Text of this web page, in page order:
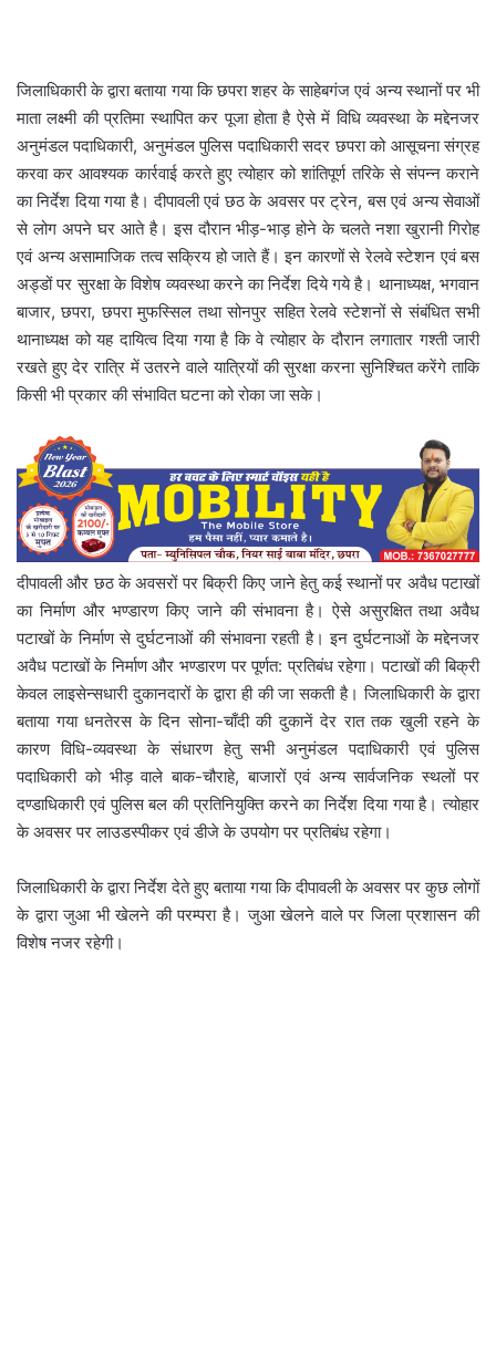
जिलाधिकारी के द्वारा बताया गया कि छपरा शहर के साहेबगंज एवं अन्य स्थानों पर भी
माता लक्ष्मी की प्रतिमा स्थापित कर पूजा होता है ऐसे में विधि व्यवस्था के मद्देनजर
अनुमंडल पदाधिकारी, अनुमंडल पुलिस पदाधिकारी सदर छपरा को आसूचना संग्रह
करवा कर आवश्यक कार्रवाई करते हुए त्योहार को शांतिपूर्ण तरिके से संपन्न कराने
का निर्देश दिया गया है। दीपावली एवं छठ के अवसर पर ट्रेन, बस एवं अन्य सेवाओं
से लोग अपने घर आते है। इस दौरान भीड़-भाड़ होने के चलते नशा खुरानी गिरोह
एवं अन्य असामाजिक तत्व सक्रिय हो जाते हैं। इन कारणों से रेलवे स्टेशन एवं बस
अड्डों पर सुरक्षा के विशेष व्यवस्था करने का निर्देश दिये गये है। थानाध्यक्ष, भगवान
बाजार, छपरा, छपरा मुफस्सिल तथा सोनपुर सहित रेलवे स्टेशनों से संबंधित सभी
थानाध्यक्ष को यह दायित्व दिया गया है कि वे त्योहार के दौरान लगातार गश्ती जारी
रखते हुए देर रात्रि में उतरने वाले यात्रियों की सुरक्षा करना सुनिश्चित करेंगे ताकि
किसी भी प्रकार की संभावित घटना को रोका जा सके।
दीपावली और छठ के अवसरों पर बिक्री किए जाने हेतु कई स्थानों पर अवैध पटाखों
का निर्माण और भण्डारण किए जाने की संभावना है। ऐसे असुरक्षित तथा अवैध
पटाखों के निर्माण से दुर्घटनाओं की संभावना रहती है। इन दुर्घटनाओं के मद्देनजर
अवैध पटाखों के निर्माण और भण्डारण पर पूर्णत: प्रतिबंध रहेगा। पटाखों की बिक्री
केवल लाइसेन्सधारी दुकानदारों के द्वारा ही की जा सकती है। जिलाधिकारी के द्वारा
बताया गया धनतेरस के दिन सोना-चाँदी की दुकानें देर रात तक खुली रहने के
कारण विधि-व्यवस्था के संधारण हेतु सभी अनुमंडल पदाधिकारी एवं पुलिस
पदाधिकारी को भीड़ वाले बाक-चौराहे, बाजारों एवं अन्य सार्वजनिक स्थलों पर
दण्डाधिकारी एवं पुलिस बल की प्रतिनियुक्ति करने का निर्देश दिया गया है। त्योहार
के अवसर पर लाउडस्पीकर एवं डीजे के उपयोग पर प्रतिबंध रहेगा।
जिलाधिकारी के द्वारा निर्देश देते हुए बताया गया कि दीपावली के अवसर पर कुछ लोगों
के द्वारा जुआ भी खेलने की परम्परा है। जुआ खेलने वाले पर जिला प्रशासन की
विशेष नजर रहेगी।